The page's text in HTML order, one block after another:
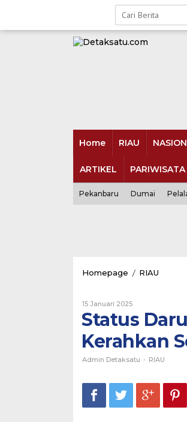
Home RIAU
ARTIKEL PARIWISATA
Pekanbaru Dumai
Homepage / RIAU
Kerahkan
Armada
Angkutan
15 Januari 2025Oleh
Admin
Detaksatu
Status
Kerahkan
Admin Detaksatu - RIAU